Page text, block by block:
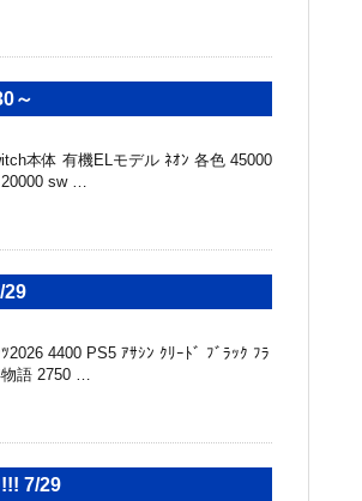
～
本体 有機ELモデル ﾈｵﾝ 各色 45000
20000 sw …
29
4400 PS5 ｱｻｼﾝ ｸﾘｰﾄﾞ ﾌﾞﾗｯｸ ﾌﾗ
物語 2750 …
7/29